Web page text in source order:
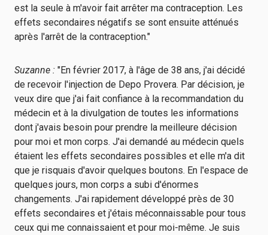
est la seule à m'avoir fait arrêter ma contraception. Les
effets secondaires négatifs se sont ensuite atténués
après l'arrêt de la contraception."
Suzanne : "En février 2017, à l'âge de 38 ans, j'ai décidé
de recevoir l'injection de Depo Provera. Par décision, je
veux dire que j'ai fait confiance à la recommandation du
médecin et à la divulgation de toutes les informations
dont j'avais besoin pour prendre la meilleure décision
pour moi et mon corps. J'ai demandé au médecin quels
étaient les effets secondaires possibles et elle m'a dit
que je risquais d'avoir quelques boutons. En l'espace de
quelques jours, mon corps a subi d'énormes
changements. J'ai rapidement développé près de 30
effets secondaires et j'étais méconnaissable pour tous
ceux qui me connaissaient et pour moi-même. Je suis